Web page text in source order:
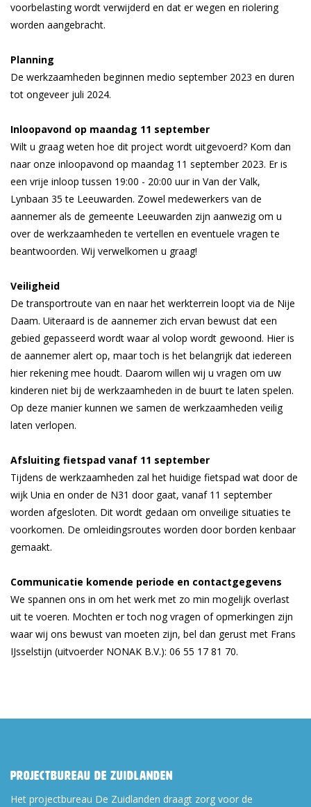
voorbelasting wordt verwijderd en dat er wegen en riolering
worden aangebracht.
Planning
De werkzaamheden beginnen medio september 2023 en duren
tot ongeveer juli 2024.
Inloopavond op maandag 11 september
Wilt u graag weten hoe dit project wordt uitgevoerd? Kom dan
naar onze inloopavond op maandag 11 september 2023. Er is
een vrije inloop tussen 19:00 - 20:00 uur in Van der Valk,
Lynbaan 35 te Leeuwarden. Zowel medewerkers van de
aannemer als de gemeente Leeuwarden zijn aanwezig om u
over de werkzaamheden te vertellen en eventuele vragen te
beantwoorden. Wij verwelkomen u graag!
Veiligheid
De transportroute van en naar het werkterrein loopt via de Nije
Daam. Uiteraard is de aannemer zich ervan bewust dat een
gebied gepasseerd wordt waar al volop wordt gewoond. Hier is
de aannemer alert op, maar toch is het belangrijk dat iedereen
hier rekening mee houdt. Daarom willen wij u vragen om uw
kinderen niet bij de werkzaamheden in de buurt te laten spelen.
Op deze manier kunnen we samen de werkzaamheden veilig
laten verlopen.
Afsluiting fietspad vanaf 11 september
Tijdens de werkzaamheden zal het huidige fietspad wat door de
wijk Unia en onder de N31 door gaat, vanaf 11 september
worden afgesloten. Dit wordt gedaan om onveilige situaties te
voorkomen. De omleidingsroutes worden door borden kenbaar
gemaakt.
Communicatie komende periode en contactgegevens
We spannen ons in om het werk met zo min mogelijk overlast
uit te voeren. Mochten er toch nog vragen of opmerkingen zijn
waar wij ons bewust van moeten zijn, bel dan gerust met Frans
IJsselstijn (uitvoerder NONAK B.V.): 06 55 17 81 70.
Projectbureau De Zuidlanden
Het projectbureau De Zuidlanden draagt zorg voor de